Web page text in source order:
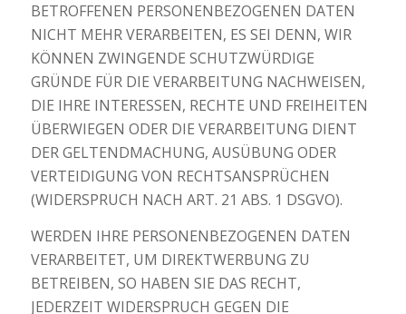
BETROFFENEN PERSONENBEZOGENEN DATEN
NICHT MEHR VERARBEITEN, ES SEI DENN, WIR
KÖNNEN ZWINGENDE SCHUTZWÜRDIGE
GRÜNDE FÜR DIE VERARBEITUNG NACHWEISEN,
DIE IHRE INTERESSEN, RECHTE UND FREIHEITEN
ÜBERWIEGEN ODER DIE VERARBEITUNG DIENT
DER GELTENDMACHUNG, AUSÜBUNG ODER
VERTEIDIGUNG VON RECHTSANSPRÜCHEN
(WIDERSPRUCH NACH ART. 21 ABS. 1 DSGVO).
WERDEN IHRE PERSONENBEZOGENEN DATEN
VERARBEITET, UM DIREKTWERBUNG ZU
BETREIBEN, SO HABEN SIE DAS RECHT,
JEDERZEIT WIDERSPRUCH GEGEN DIE